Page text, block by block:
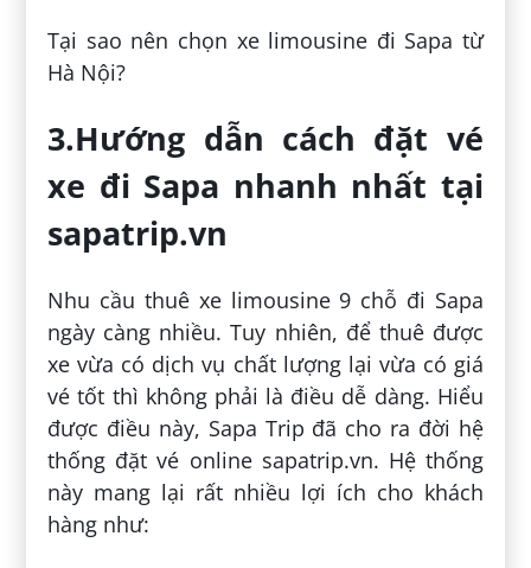
Tại sao nên chọn xe limousine đi Sapa từ
Hà Nội?
3.Hướng dẫn cách đặt vé
xe đi Sapa nhanh nhất tại
sapatrip.vn
Nhu cầu thuê xe limousine 9 chỗ đi Sapa
ngày càng nhiều. Tuy nhiên, để thuê được
xe vừa có dịch vụ chất lượng lại vừa có giá
vé tốt thì không phải là điều dễ dàng. Hiểu
được điều này, Sapa Trip đã cho ra đời hệ
thống đặt vé online sapatrip.vn. Hệ thống
này mang lại rất nhiều lợi ích cho khách
hàng như: